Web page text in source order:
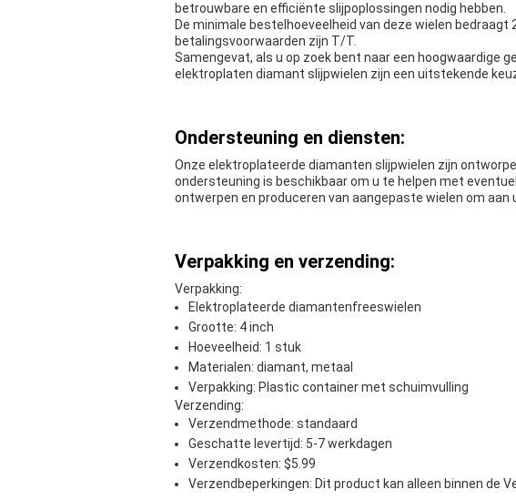
betrouwbare en efficiënte slijpoplossingen nodig hebben.
De minimale bestelhoeveelheid van deze wielen
betalingsvoorwaarden zijn T/T.
Samengevat, als u op zoek bent naar een hoogwaardige
elektroplaten diamant slijpwielen zijn een uitstekende
Ondersteuning en diensten:
Onze elektroplateerde diamanten slijpwielen zijn
ondersteuning is beschikbaar om u te helpen met
ontwerpen en produceren van aangepaste wielen om aan
Verpakking en verzending:
Verpakking:
Elektroplateerde diamantenfreeswielen
Grootte: 4 inch
Hoeveelheid: 1 stuk
Materialen: diamant, metaal
Verpakking: Plastic container met schuimvulling
Verzending:
Verzendmethode: standaard
Geschatte levertijd: 5-7 werkdagen
Verzendkosten: $5.99
Verzendbeperkingen: Dit product kan alleen binnen de